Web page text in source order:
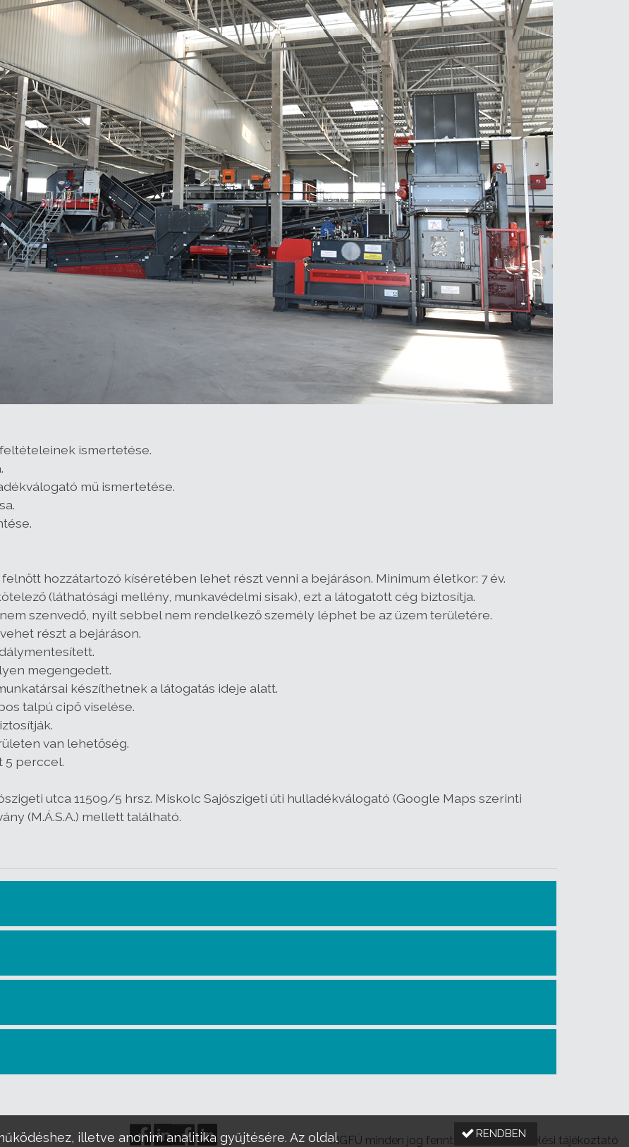
ismertetése.
mű ismertetése.
hozzátartozó kíséretében lehet részt venni a bejáráson. Minimum életkor: 7 év.
(láthatósági mellény, munkavédelmi sisak), ezt a látogatott cég biztosítja.
szenvedő, nyílt sebbel nem rendelkező személy léphet be az üzem területére.
részt a bejáráson.
megengedett.
készíthetnek a látogatás ideje alatt.
talpú cipő viselése.
van lehetőség.
5 perccel.
utca 11509/5 hrsz. Miskolc Sajószigeti úti hulladékválogató (Google Maps szerinti
(M.Á.S.A.) mellett található.
MGFÜ minden jog fenntartva |Adatkezelési tájékoztató
illetve anonim analitika gyűjtésére. Az oldal RENDBEN